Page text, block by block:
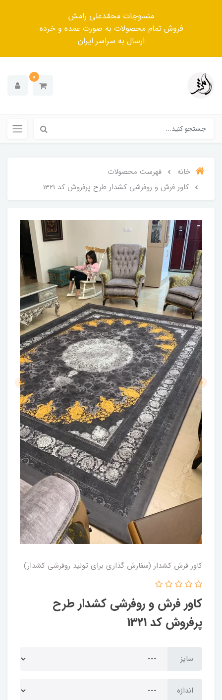
منسوجات محمّدعلی رامش
فروش تمام محصولات به صورت عمده و خرده
ارسال به سراسر ایران
0
خانه
فهرست محصولات
کاور فرش و روفرشی کشدار طرح پرفروش کد 1321
کاور فرش کشدار (سفارش گذاری برای تولید روفرشی کشدار)
کاور فرش و روفرشی کشدار طرح
پرفروش کد 1321
سایز
اندازه